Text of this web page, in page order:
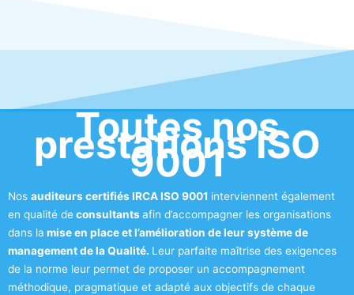
Toutes nos
prestations ISO
9001
Nos auditeurs certifiés IRCA ISO 9001 interviennent également
en qualité deconsultantsafin d’accompagner les organisations
dans la mise en place et l’amélioration de leur système de
management de la Qualité. Leur parfaite maîtrise des exigences
de la norme leur permet de proposer un accompagnement
méthodique, pragmatique et adapté aux objectifs de chaque